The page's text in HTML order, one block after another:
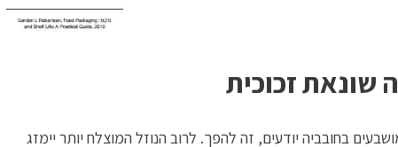
שונאת זכוכית
בחובביה יודעים, זה להפך. לרוב הנוזל המוצלח יותר יימזג